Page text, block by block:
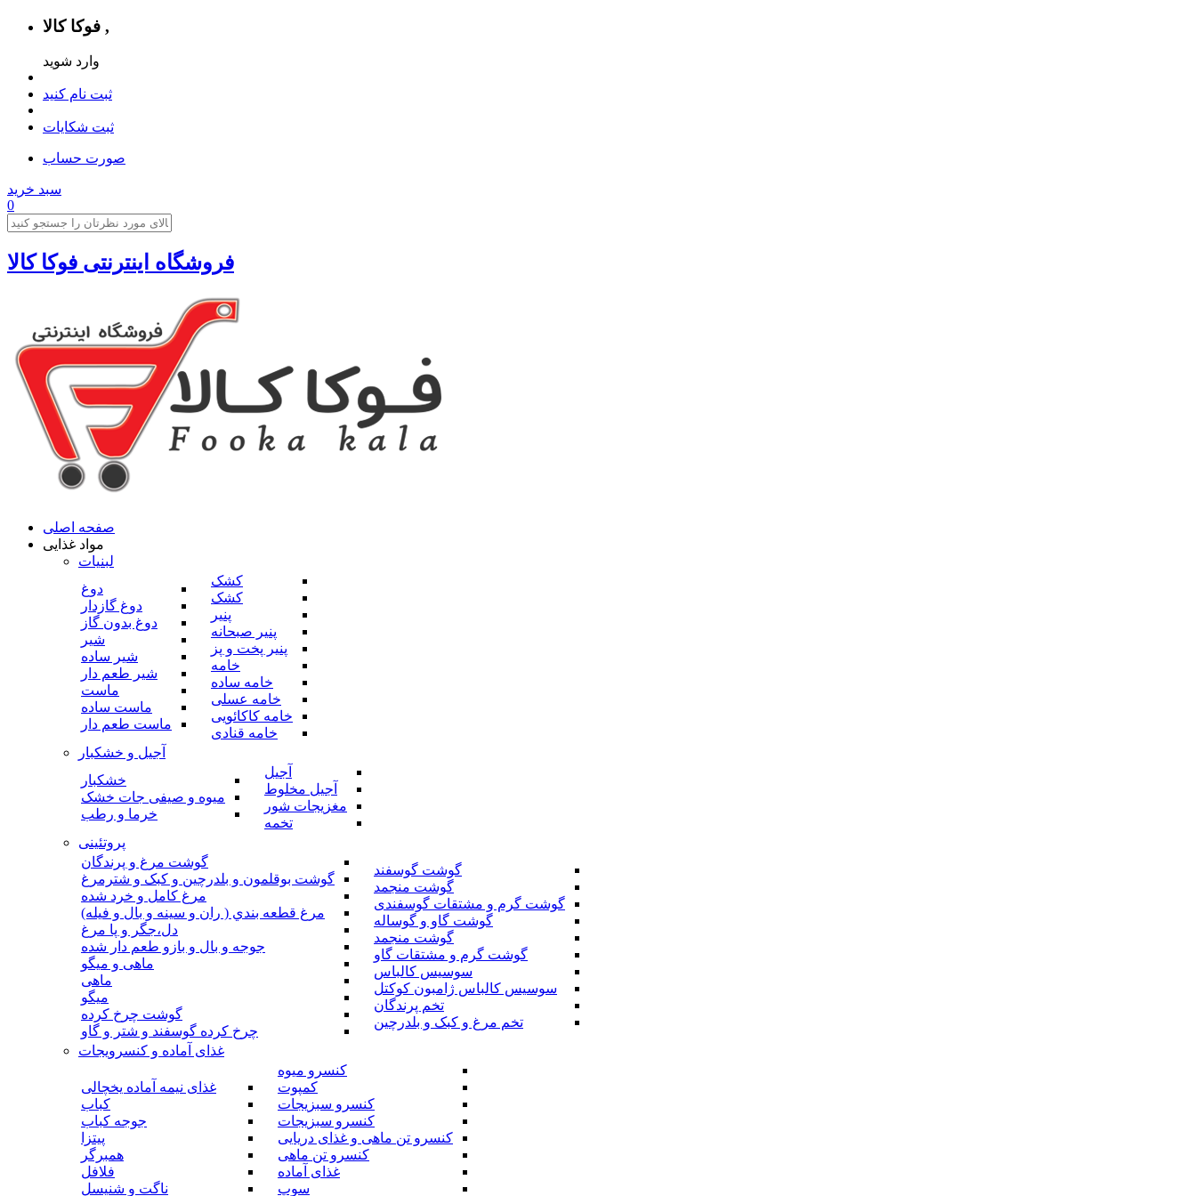
فوکا کالا ,
وارد شوید
ثبت نام کنید
ثبت شکایات
صورت حساب
سبد خرید
0
فروشگاه اینترنتی فوکا کالا
صفحه اصلی
مواد غذایی
لبنیات
کشک
کشک
پنیر
پنیر صبحانه
پنیر پخت و پز
خامه
خامه ساده
خامه عسلی
خامه کاکائویی
خامه قنادی
دوغ
دوغ گازدار
دوغ بدون گاز
شیر
شیر ساده
شیر طعم دار
ماست
ماست ساده
ماست طعم دار
آجیل و خشکبار
آجیل
آجیل مخلوط
مغزیجات شور
تخمه
خشکبار
میوه و صیفی جات خشک
خرما و رطب
پروتئینی
گوشت گوسفند
گوشت منجمد
گوشت گرم و مشتقات گوسفندی
گوشت گاو و گوساله
گوشت منجمد
گوشت گرم و مشتقات گاو
سوسیس کالباس
سوسیس کالباس ژامبون کوکتل
تخم پرندگان
تخم مرغ و کبک و بلدرچین
گوشت مرغ و پرندگان
گوشت بوقلمون و بلدرچین و کبک و شترمرغ
مرغ کامل و خرد شده
مرغ قطعه بندي ( ران و سينه و بال و فيله)
دل،جگر و پا مرغ
جوجه و بال و بازو طعم دار شده
ماهی و میگو
ماهی
میگو
گوشت چرخ کرده
چرخ کرده گوسفند و شتر و گاو
غذای آماده و کنسرویجات
کنسرو میوه
کمپوت
کنسرو سبزیجات
کنسرو سبزیجات
کنسرو تن ماهی و غذای دریایی
کنسرو تن ماهی
غذای آماده
سوپ
غذای نیمه آماده یخچالی
کباب
جوجه کباب
پیتزا
همبرگر
فلافل
ناگت و شنیسل